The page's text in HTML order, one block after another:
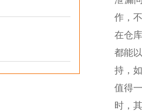
作，
在仓
都能
持，
值得
时，